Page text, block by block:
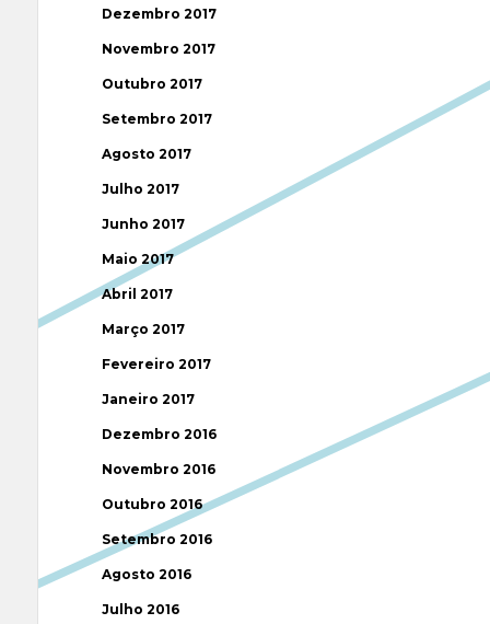
Dezembro 2017
Novembro 2017
Outubro 2017
Setembro 2017
Agosto 2017
Julho 2017
Junho 2017
Maio 2017
Abril 2017
Março 2017
Fevereiro 2017
Janeiro 2017
Dezembro 2016
Novembro 2016
Outubro 2016
Setembro 2016
Agosto 2016
Julho 2016